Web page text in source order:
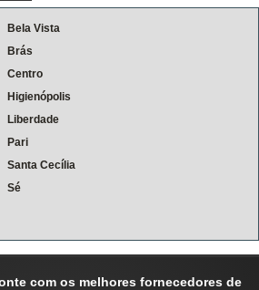
Bela Vista
Brás
Centro
Higienópolis
Liberdade
Pari
Santa Cecília
Sé
com os melhores fornecedores de